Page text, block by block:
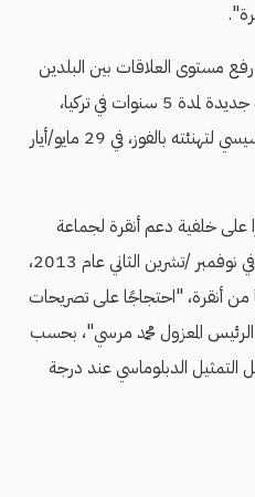
مستوى العلاقات بين البلدين
لدرجة سفير عقب فوز الأخير بولاية جديدة لمدة 5 سنوات في تركيا،
وذلك خلال الاتصال الذي أجراه السيسي لتهنئته بالفوز، في 29 مايو/أيار
على خلفية دعم أنقرة لجماعة
الإخوان المسلمين. وأعلنت القاهرة في نوفمبر /تشرين الثاني عام 2013،
أنقرة، "احتجاجًا على تصريحات
المعزول محمد مرسي"، بحسب
التمثيل الدبلوماسي عند درجة